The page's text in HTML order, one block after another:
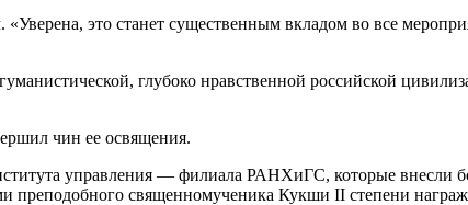
это станет существенным вкладом во все
глубоко нравственной российской
чин ее освящения.
управления — филиала РАНХиГС, которые внесли
преподобного священномученика Кукши II степени